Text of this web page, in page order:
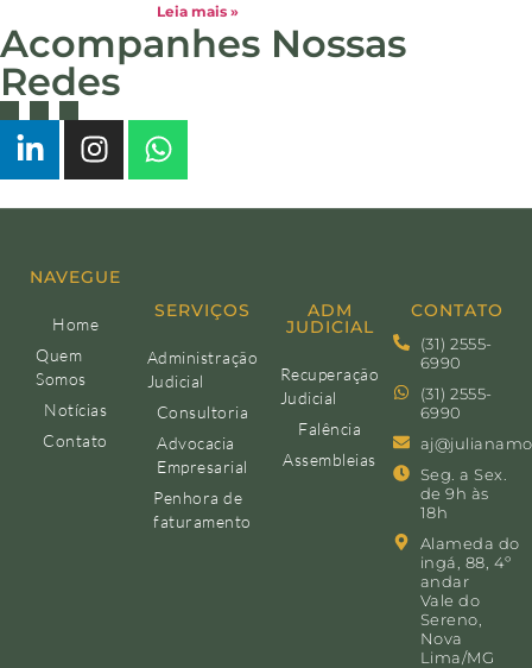
Leia mais »
Acompanhes Nossas
Redes
NAVEGUE
Home
Quem
Somos
Notícias
Contato
SERVIÇOS
Administração
Judicial
Consultoria
Advocacia
Empresarial
Penhora de
faturamento
ADM
JUDICIAL
Recuperação
Judicial
Falência
Assembleias
CONTATO
(31) 2555-
6990
(31) 2555-
6990
Seg. a Sex.
de 9h às
18h
Alameda do
ingá, 88, 4º
andar
Vale do
Sereno,
Nova
Lima/MG